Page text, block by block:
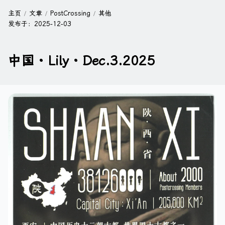
主页 文章 PostCrossing
其他
发布于： 2025-12-03
中国 · Lily · Dec.3.2025